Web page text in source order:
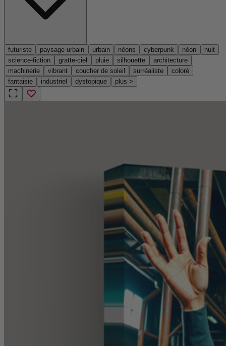
futuriste paysage urbain urbain néons cyberpunk néon
nuit
science-fiction
gratte-ciel pluie silhouette
architecture
machinerie
vibrant coucher de soleil surréaliste
coloré
fantaisie
industriel dystopique plus >